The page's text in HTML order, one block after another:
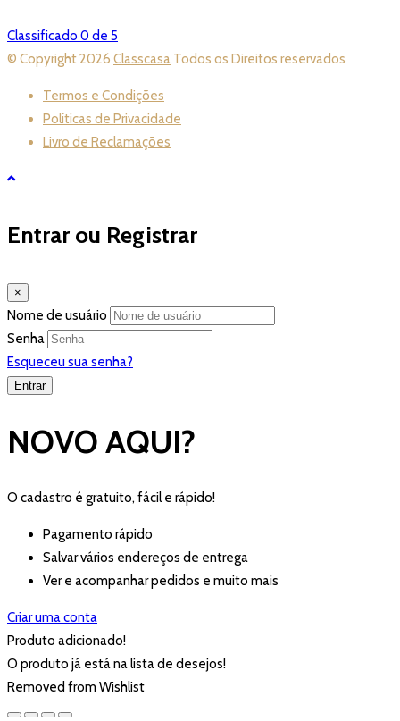
Classificado 0 de 5
© Copyright 2026 Classcasa Todos os Direitos reservados
Termos e Condições
Políticas de Privacidade
Livro de Reclamações
Entrar ou Registrar
×
Nome de usuário
Senha
Esqueceu sua senha?
NOVO AQUI?
O cadastro é gratuito, fácil e rápido!
Pagamento rápido
Salvar vários endereços de entrega
Ver e acompanhar pedidos e muito mais
Criar uma conta
Produto adicionado!
O produto já está na lista de desejos!
Removed from Wishlist